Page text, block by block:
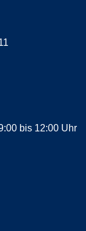
bis 12:00 Uhr